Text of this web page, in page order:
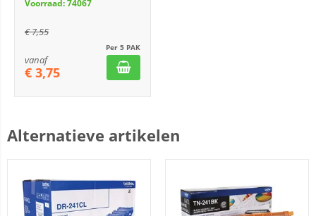
Voorraad: 74067
€7,55
Per 5 PAK
vanaf
€ 3,75
Alternatieve artikelen